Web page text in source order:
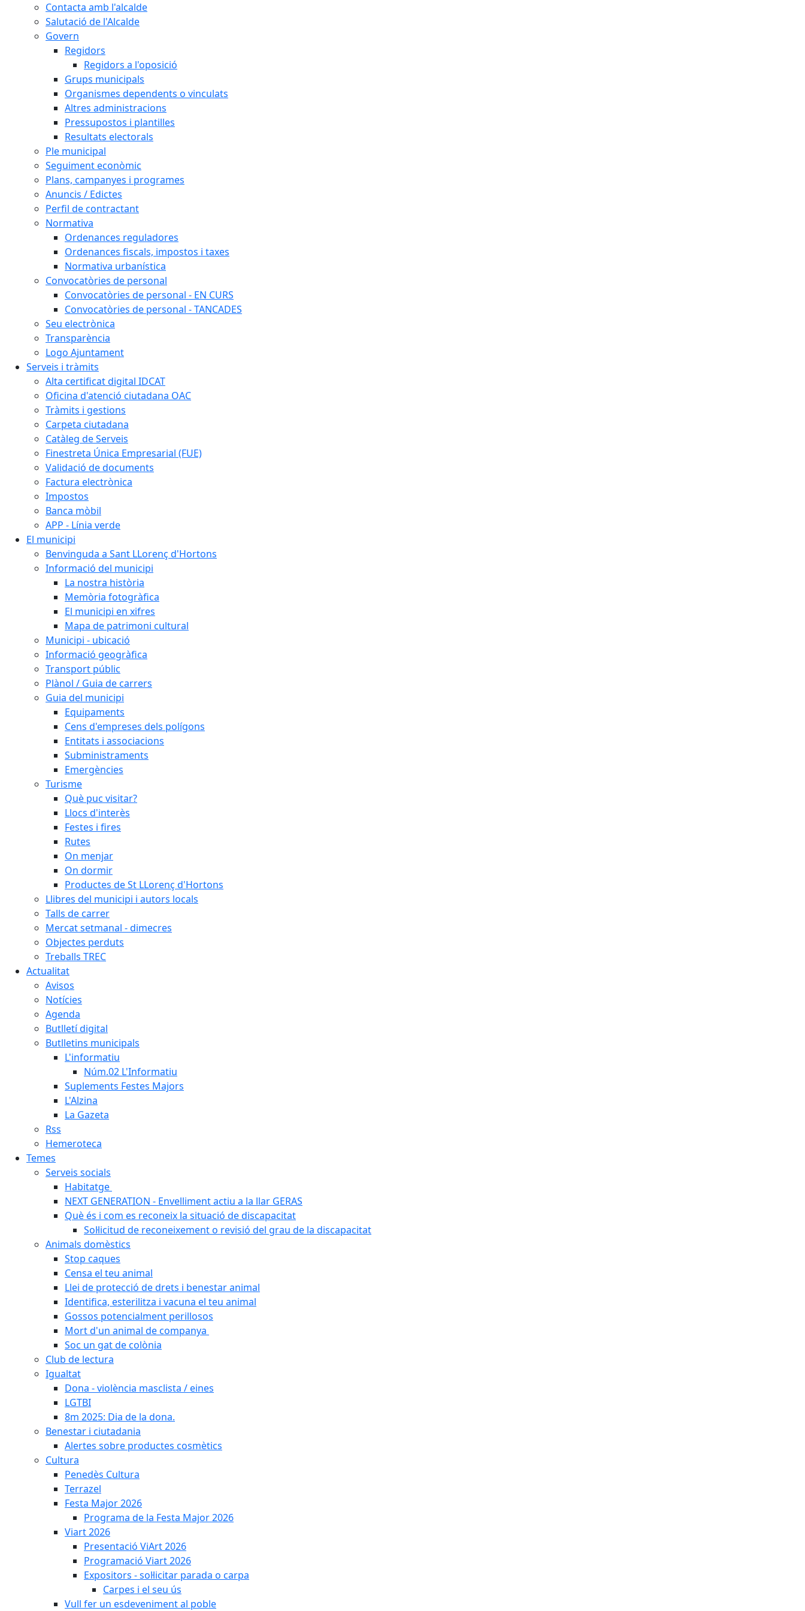
Contacta amb l'alcalde
Salutació de l'Alcalde
Govern
Regidors
Regidors a l'oposició
Grups municipals
Organismes dependents o vinculats
Altres administracions
Pressupostos i plantilles
Resultats electorals
Ple municipal
Seguiment econòmic
Plans, campanyes i programes
Anuncis / Edictes
Perfil de contractant
Normativa
Ordenances reguladores
Ordenances fiscals, impostos i taxes
Normativa urbanística
Convocatòries de personal
Convocatòries de personal - EN CURS
Convocatòries de personal - TANCADES
Seu electrònica
Transparència
Logo Ajuntament
Serveis i tràmits
Alta certificat digital IDCAT
Oficina d'atenció ciutadana OAC
Tràmits i gestions
Carpeta ciutadana
Catàleg de Serveis
Finestreta Única Empresarial (FUE)
Validació de documents
Factura electrònica
Impostos
Banca mòbil
APP - Línia verde
El municipi
Benvinguda a Sant LLorenç d'Hortons
Informació del municipi
La nostra història
Memòria fotogràfica
El municipi en xifres
Mapa de patrimoni cultural
Municipi - ubicació
Informació geogràfica
Transport públic
Plànol / Guia de carrers
Guia del municipi
Equipaments
Cens d'empreses dels polígons
Entitats i associacions
Subministraments
Emergències
Turisme
Què puc visitar?
Llocs d'interès
Festes i fires
Rutes
On menjar
On dormir
Productes de St LLorenç d'Hortons
Llibres del municipi i autors locals
Talls de carrer
Mercat setmanal - dimecres
Objectes perduts
Treballs TREC
Actualitat
Avisos
Notícies
Agenda
Butlletí digital
Butlletins municipals
L'informatiu
Núm.02 L'Informatiu
Suplements Festes Majors
L'Alzina
La Gazeta
Rss
Hemeroteca
Temes
Serveis socials
Habitatge
NEXT GENERATION - Envelliment actiu a la llar GERAS
Què és i com es reconeix la situació de discapacitat
Sol·licitud de reconeixement o revisió del grau de la discapacitat
Animals domèstics
Stop caques
Censa el teu animal
Llei de protecció de drets i benestar animal
Identifica, esterilitza i vacuna el teu animal
Gossos potencialment perillosos
Mort d'un animal de companya
Soc un gat de colònia
Club de lectura
Igualtat
Dona - violència masclista / eines
LGTBI
8m 2025: Dia de la dona.
Benestar i ciutadania
Alertes sobre productes cosmètics
Cultura
Penedès Cultura
Terrazel
Festa Major 2026
Programa de la Festa Major 2026
Viart 2026
Presentació ViArt 2026
Programació Viart 2026
Expositors - sol·licitar parada o carpa
Carpes i el seu ús
Vull fer un esdeveniment al poble